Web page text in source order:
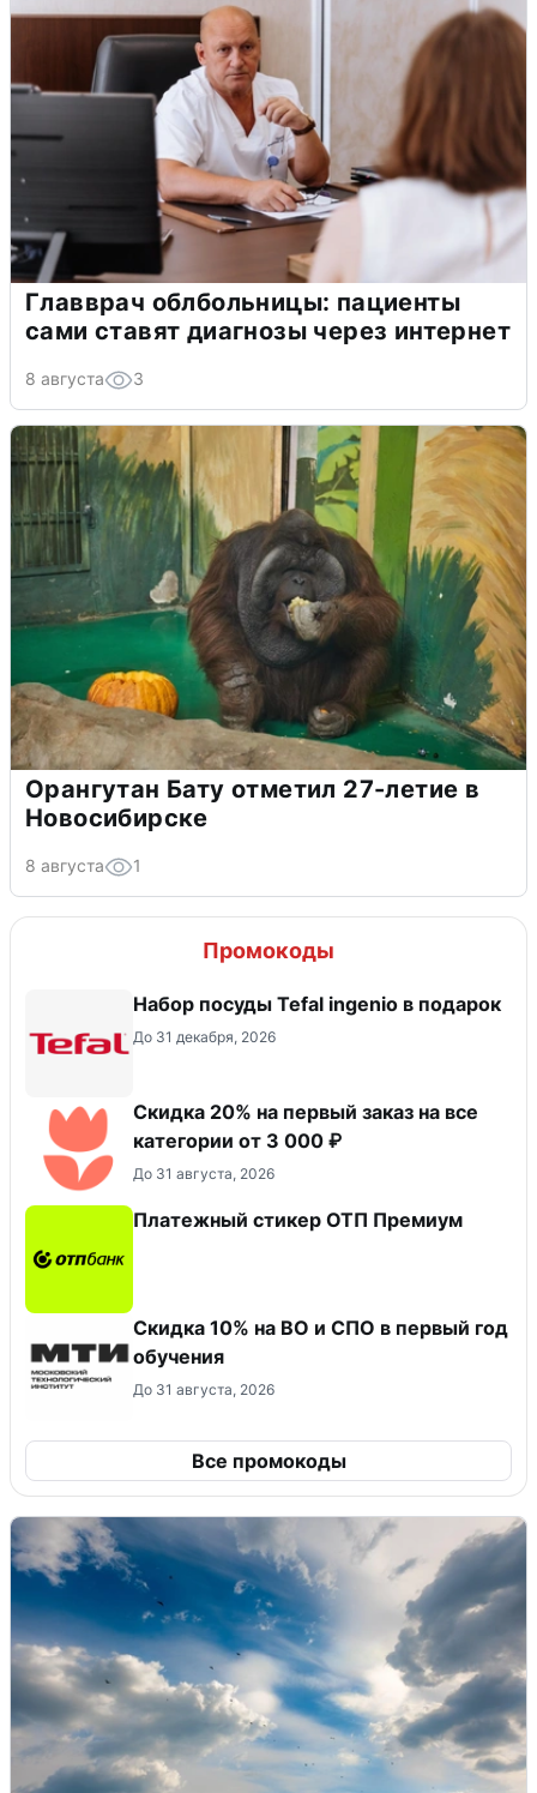
Главврач облбольницы: пациенты
сами ставят диагнозы через интернет
8 августа 3
Орангутан Бату отметил 27-летие в
Новосибирске
8 августа 1
Промокоды
Набор посуды Tefal ingenio в подарок
До 31 декабря, 2026
Скидка 20% на первый заказ на все
категории от 3 000 ₽
До 31 августа, 2026
Платежный стикер ОТП Премиум
Скидка 10% на ВО и СПО в первый год
обучения
До 31 августа, 2026
Все промокоды